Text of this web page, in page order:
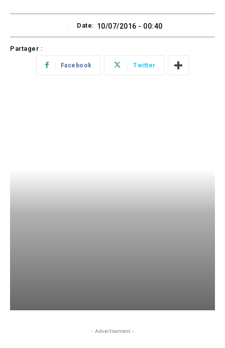
Date: 10/07/2016 - 00:40
Partager :
Facebook Twitter
- Advertisement -